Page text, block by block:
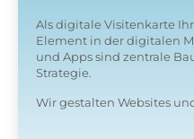
Als digitale Visitenkarte
Element in der digitalen
und Apps sind zentrale
Strategie.
Wir gestalten Websites